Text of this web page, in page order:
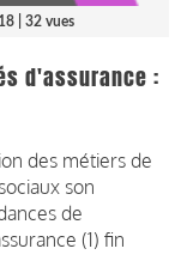
| 32 vues
d'assurance :
des métiers de
son
de
(1) fin